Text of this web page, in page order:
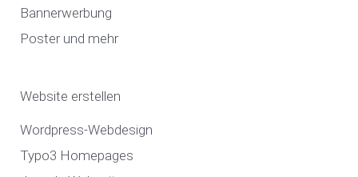
Bannerwerbung
Poster und mehr
Website erstellen
Wordpress-Webdesign
Typo3 Homepages